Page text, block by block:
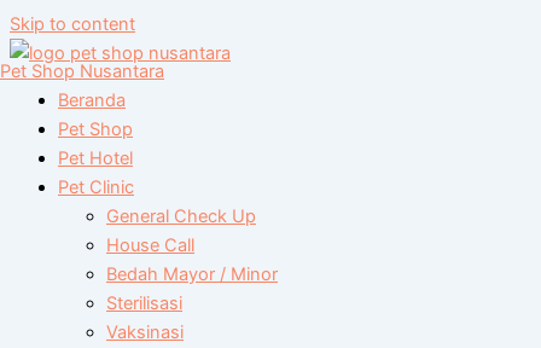
Skip to content
Beranda
Pet Shop
Pet Hotel
Pet Clinic
General Check Up
House Call
Bedah Mayor / Minor
Sterilisasi
Vaksinasi
Pet Shop Nusantara